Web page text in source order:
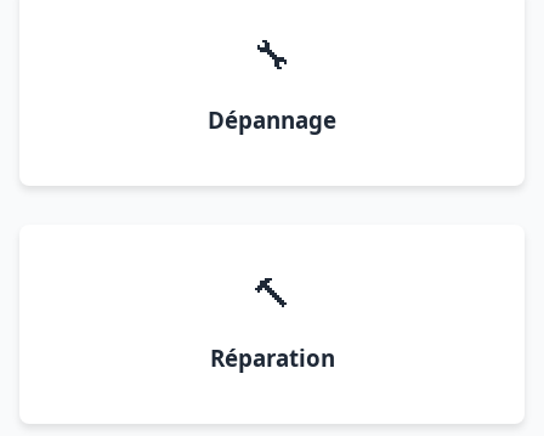
🔧
Dépannage
🔨
Réparation